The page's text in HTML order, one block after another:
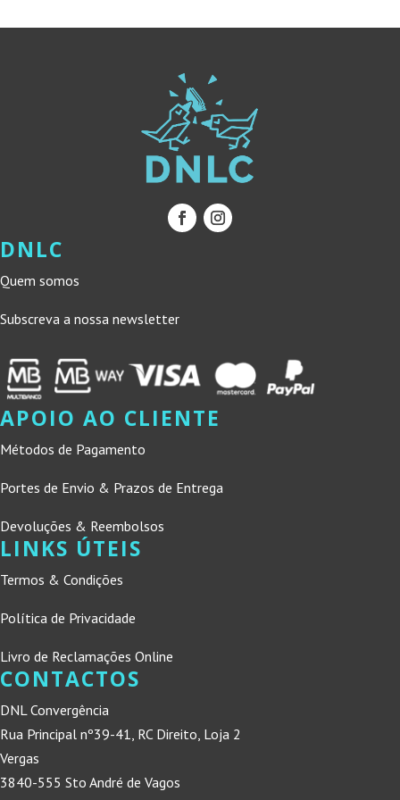
DNLC
Quem somos
Subscreva a nossa newsletter
APOIO AO CLIENTE
Métodos de Pagamento
Portes de Envio & Prazos de Entrega
Devoluções & Reembolsos
LINKS ÚTEIS
Termos & Condições
Política de Privacidade
Livro de Reclamações Online
CONTACTOS
DNL Convergência
Rua Principal nº39-41, RC Direito, Loja 2
Vergas
3840-555 Sto André de Vagos